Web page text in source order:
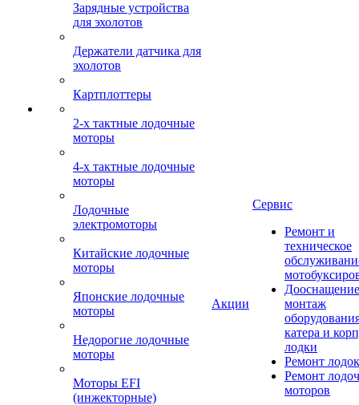
Зарядные устройства
для эхолотов
Держатели датчика для
эхолотов
Картплоттеры
2-х тактные лодочные
моторы
4-х тактные лодочные
моторы
Лодочные
электромоторы
Китайские лодочные
моторы
Японские лодочные
моторы
Недорогие лодочные
моторы
Моторы EFI
(инжекторные)
Акции
Сервис
Ремонт и
техническое
монтаж
катера и
лодки
Ремонт
Ремонт
моторов